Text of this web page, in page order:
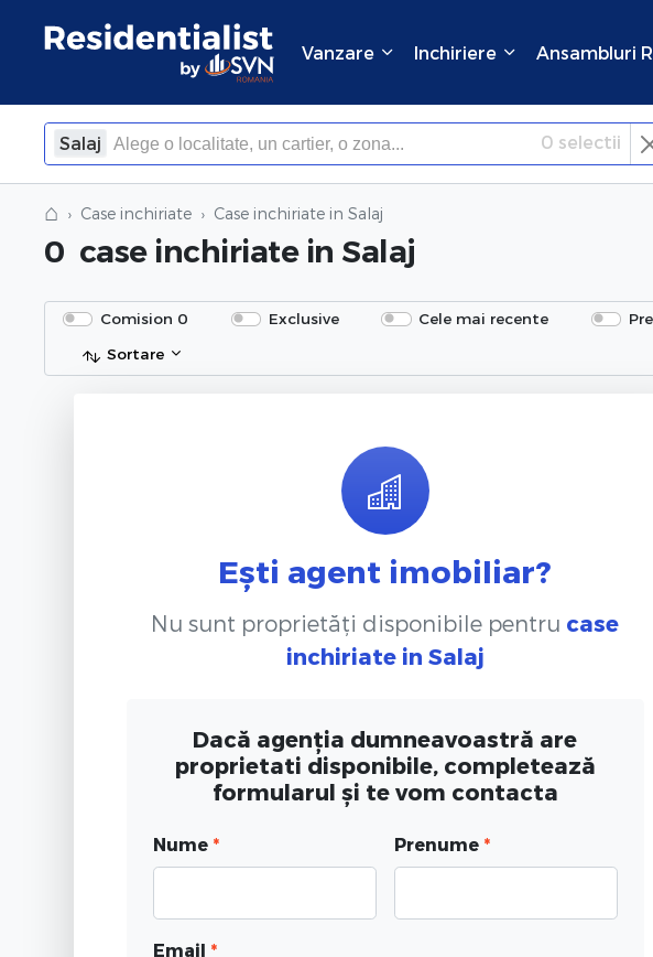
Vanzare Inchiriere Ansambluri
Salaj
×Inchide
0 selectii
⌂ Case inchiriate Case inchiriate in Salaj
0 case inchiriate in Salaj
Comision 0 Exclusive Cele mai recente
Sortare
Ești agent imobiliar?
Nu sunt proprietăți disponibile pentru case
inchiriate in Salaj
Dacă agenția dumneavoastră are
proprietati disponibile, completează
formularul și te vom contacta
Nume * Prenume *
Email *